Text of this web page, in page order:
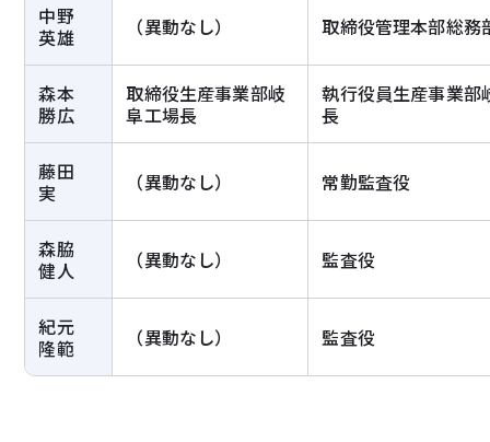
中野
英雄
（異動なし） 取締役管理本部総務
森本
勝広
取締役生産事業部岐
阜工場長
執行役員生産事業部
長
藤田
実
（異動なし） 常勤監査役
森脇
健人
（異動なし） 監査役
紀元
隆範
（異動なし） 監査役